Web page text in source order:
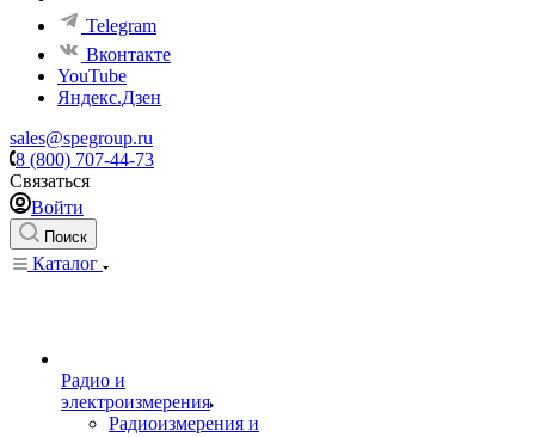
Telegram
Вконтакте
YouTube
Яндекс.Дзен
sales@spegroup.ru
8 (800) 707-44-73
Связаться
Войти
Поиск
Каталог
Радио и
электроизмерения
Радиоизмерения и